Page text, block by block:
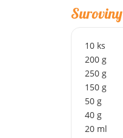
Suroviny
10 ks
200 g
250 g
150 g
50 g
40 g
20 ml